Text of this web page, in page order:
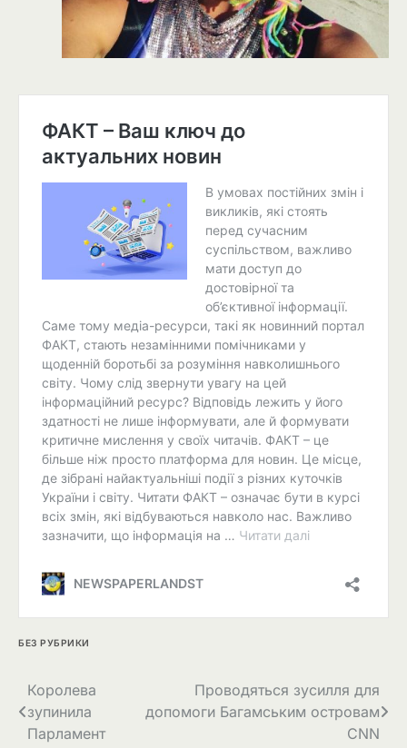
БЕЗ РУБРИКИ
Навігація
записів
Королева
зупинила
Парламент
Проводяться зусилля для
допомоги Багамським островам
CNN